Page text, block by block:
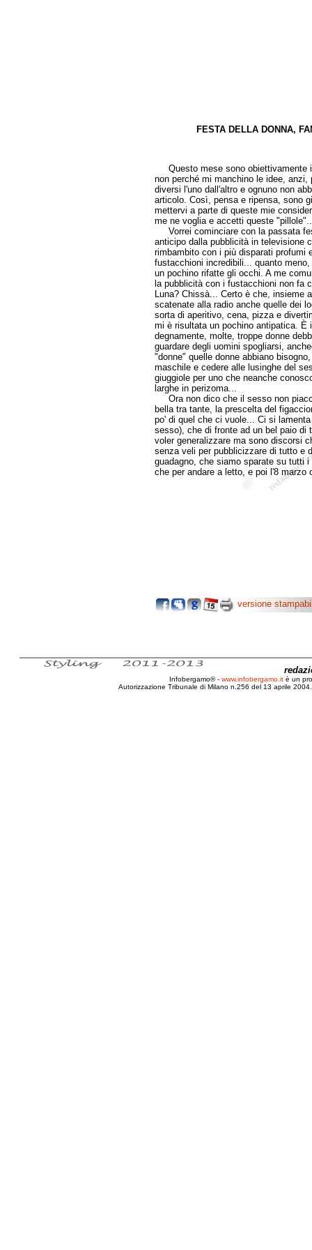
FESTA DELLA DONNA,
Questo mese sono obiettivamente
non perché mi manchino le idee,
diversi l'uno dall'altro e ognuno non
articolo. Così, pensa e ripensa, sono
mettervi a parte di queste mie
me ne voglia e accetti queste
Vorrei cominciare con la passata
anticipo dalla pubblicità in televisione
rimbambito con i più disparati profumi
fustacchioni incredibili... quanto
un pochino rifatte gli occhi. A me
la pubblicità con i fustacchioni non fa
Luna? Chissà... Certo è che, insieme
scatenate alla radio anche quelle dei
sorta di aperitivo, cena, pizza e
mi è risultata un pochino antipatica. È
degnamente, molte, troppe donne
guardare degli uomini spogliarsi,
"donne" quelle donne abbiano
maschile e cedere alle lusinghe del
giuggiole per uno che neanche
larghe in perizoma...
Ora non dico che il sesso non
bella tra tante, la prescelta del
po' di quel che ci vuole... Ci si
sesso), che di fronte ad un bel paio di
voler generalizzare ma sono discorsi
senza veli per pubblicizzare di tutto e
guadagno, che siamo sparate su tutti
che per andare a letto, e poi l'8 marzo
versione
Infobergamo® - www.infobergamo.it è un
Autorizzazione Tribunale di Milano n.256 del 13 aprile